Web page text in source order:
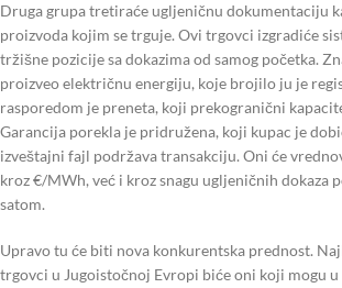
Druga grupa tretiraće ugljeničnu dokumentaciju
proizvoda kojim se trguje. Ovi trgovci izgradiće
tržišne pozicije sa dokazima od samog početka.
proizveo električnu energiju, koje brojilo ju je
rasporedom je preneta, koji prekogranični
Garancija porekla je pridružena, koji kupac je
izveštajni fajl podržava transakciju. Oni će
kroz €/MWh, već i kroz snagu ugljeničnih dokaza
satom.
Upravo tu će biti nova konkurentska prednost.
trgovci u Jugoistočnoj Evropi biće oni koji mogu